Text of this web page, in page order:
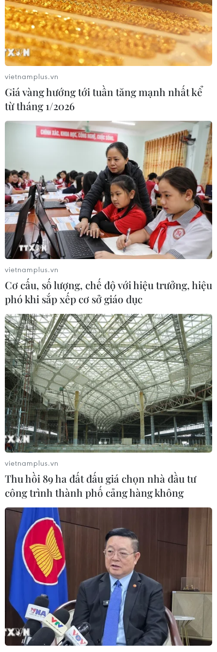
Chủ tịch Quốc hội Thái Lan dự khai
mạc Triển lãm 50 năm quan hệ ngoại
giao Việt Nam-Thái Lan
06/08/2026 05:48
Hà Nội: 'Đánh thức' di sản văn hóa,
mở đường cho sáng tạo
06/08/2026 04:25
Quảng Trị bảo tồn di tích và hệ thống
mạch nước ngầm ở 14 giếng cổ xã
Cồn Tiên
06/08/2026 03:01
Phát động Cuộc thi Sáng tạo Video
2026 cho công dân Pháp ngữ
06/08/2026 02:29
Đà Nẵng lần đầu đăng cai chung kết
Hoa hậu Di sản toàn cầu 2026
05/08/2026 11:01
Đà Nẵng chi gần 38 tỷ đồng trang trí
Tết Đinh Mùi 2027
05/08/2026 10:58
Giới thiệu Bộ sách Tuyển tập các tác
phẩm chọn lọc của Tổng Tư lệnh
Fidel Castro Ruz
05/08/2026 10:10
Đưa tranh AI vào nhóm nguy cơ cần
ngăn chặn để bảo vệ di sản nghề làm
tranh Đông Hồ
05/08/2026 08:38
Sẵn sàng cho Lễ hội Việt Nam-Hàn
Quốc thành phố Đà Nẵng 2026
05/08/2026 07:46
Nghệ thuật Xòe Thái: Từ thực hành
vietnamplus.vn
Giá vàng hướng tới tuần tăng mạnh nhất kể
từ tháng 1/2026
vietnamplus.vn
Cơ cấu, số lượng, chế độ với hiệu trưởng, hiệu
phó khi sắp xếp cơ sở giáo dục
vietnamplus.vn
Thu hồi 89 ha đất đấu giá chọn nhà đầu tư
công trình thành phố cảng hàng không